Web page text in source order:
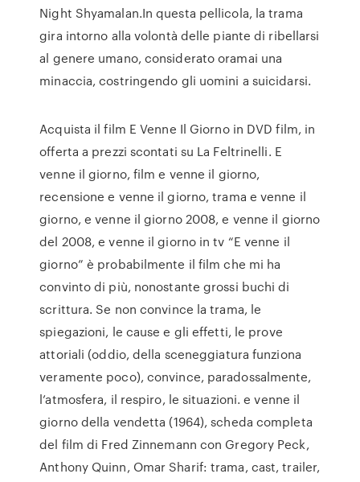
Night Shyamalan.In questa pellicola, la trama
gira intorno alla volontà delle piante di ribellarsi
al genere umano, considerato oramai una
minaccia, costringendo gli uomini a suicidarsi.
Acquista il film E Venne Il Giorno in DVD film, in
offerta a prezzi scontati su La Feltrinelli. E
venne il giorno, film e venne il giorno,
recensione e venne il giorno, trama e venne il
giorno, e venne il giorno 2008, e venne il giorno
del 2008, e venne il giorno in tv “E venne il
giorno” è probabilmente il film che mi ha
convinto di più, nonostante grossi buchi di
scrittura. Se non convince la trama, le
spiegazioni, le cause e gli effetti, le prove
attoriali (oddio, della sceneggiatura funziona
veramente poco), convince, paradossalmente,
l’atmosfera, il respiro, le situazioni. e venne il
giorno della vendetta (1964), scheda completa
del film di Fred Zinnemann con Gregory Peck,
Anthony Quinn, Omar Sharif: trama, cast, trailer,